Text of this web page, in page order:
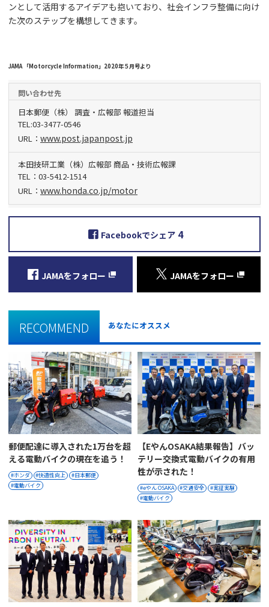
ンとして活用するアイデアも抱いており、社会インフラ整備に向け
た次のステップを構想してきます。
JAMA 「Motorcycle Information」2020年５月号より
問い合わせ先
日本郵便（株） 調査・広報部 報道担当
TEL:03-3477-0546
URL： www.post.japanpost.jp
本田技研工業（株）広報部 商品・技術広報課
TEL：03-5412-1514
URL： www.honda.co.jp/motor
Facebookでシェア 4
JAMAをフォロー JAMAをフォロー
RECOMMEND あなたにオススメ
郵便配達に導入された1万台を超
える電動バイクの現在を追う！
ホンダ 快適性向上
日本郵便
電動バイク
【eやんOSAKA結果報告】バッ
テリー交換式電動バイクの有用
性が示された！
eやん OSAKA 交通安全
実証実験
電動バイク